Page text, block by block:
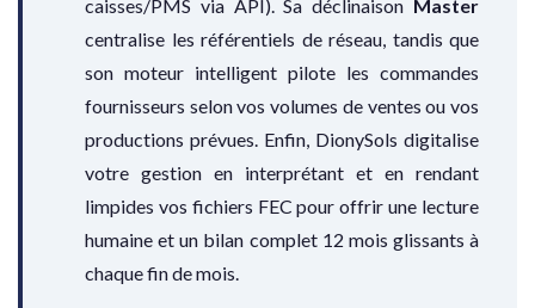
caisses/PMS via API). Sa déclinaison Master
centralise les référentiels de réseau, tandis que
son moteur intelligent pilote les commandes
fournisseurs selon vos volumes de ventes ou vos
productions prévues. Enfin, DionySols digitalise
votre gestion en interprétant et en rendant
limpides vos fichiers FEC pour offrir une lecture
humaine et un bilan complet 12 mois glissants à
chaque fin de mois.